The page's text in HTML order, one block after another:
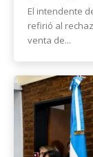
El intendente
refirió al
venta de...